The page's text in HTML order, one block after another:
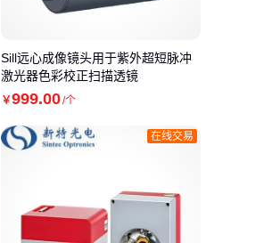
Sill远心成像镜头用于紫外超短脉冲
激光器色彩校正扫描透镜
￥999.00/个
在线交易